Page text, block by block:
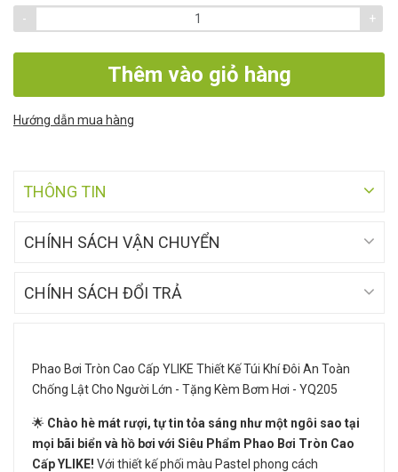
-
+
Thêm vào giỏ hàng
Hướng dẫn mua hàng
THÔNG TIN
CHÍNH SÁCH VẬN CHUYỂN
CHÍNH SÁCH ĐỔI TRẢ
Phao Bơi Tròn Cao Cấp YLIKE Thiết Kế Túi Khí Đôi An Toàn
Chống Lật Cho Người Lớn - Tặng Kèm Bơm Hơi - YQ205
🌟 Chào hè mát rượi, tự tin tỏa sáng như một ngôi sao tại
mọi bãi biển và hồ bơi với Siêu Phẩm Phao Bơi Tròn Cao
Cấp YLIKE! Với thiết kế phối màu Pastel phong cách